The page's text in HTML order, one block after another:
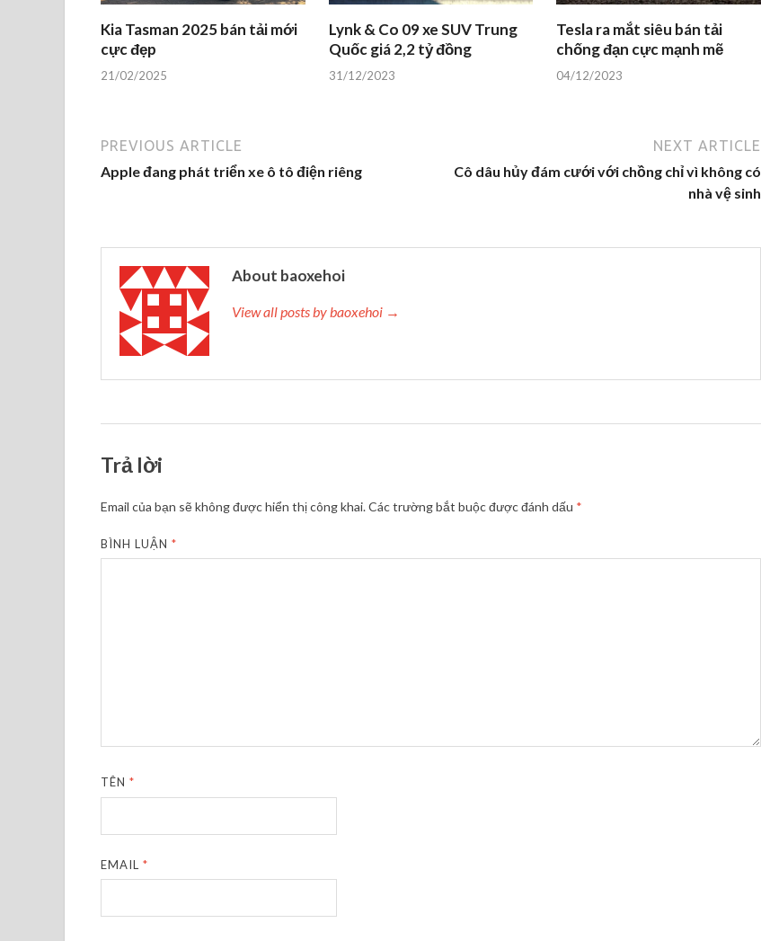
Kia Tasman 2025 bán tải mới
cực đẹp
21/02/2025
Lynk & Co 09 xe SUV Trung
Quốc giá 2,2 tỷ đồng
31/12/2023
Tesla ra mắt siêu bán tải
chống đạn cực mạnh mẽ
04/12/2023
PREVIOUS ARTICLE
Apple đang phát triển xe ô tô điện riêng
NEXT ARTICLE
Cô dâu hủy đám cưới với chồng chỉ vì không có
nhà vệ sinh
About baoxehoi
View all posts by baoxehoi →
Trả lời
Email của bạn sẽ không được hiển thị công khai.Các trường bắt buộc được đánh dấu *
BÌNH LUẬN*
TÊN*
EMAIL*